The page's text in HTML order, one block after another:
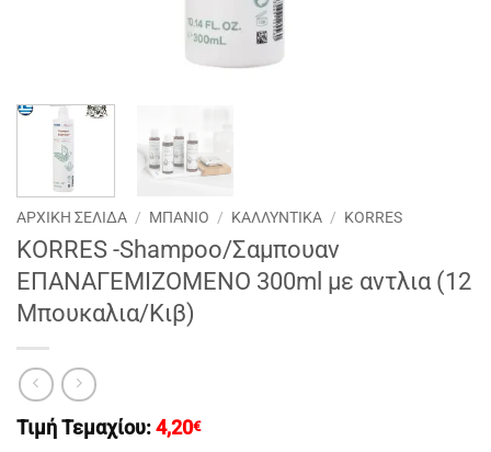
ΑΡΧΙΚΉ ΣΕΛΊΔΑ / ΜΠΑΝΙΟ / ΚΑΛΛΥΝΤΙΚΑ / KORRES
KORRES -Shampoo/Σαμπουαν
EΠΑΝΑΓΕΜΙΖΟΜΕΝΟ 300ml με αντλια (12
Μπουκαλια/Κιβ)
Τιμή Τεμαχίου: 4,20€